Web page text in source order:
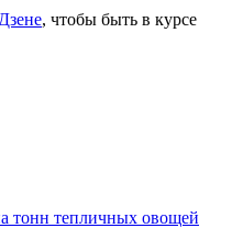
Дзене, чтобы быть в курсе
тонн тепличных овощей